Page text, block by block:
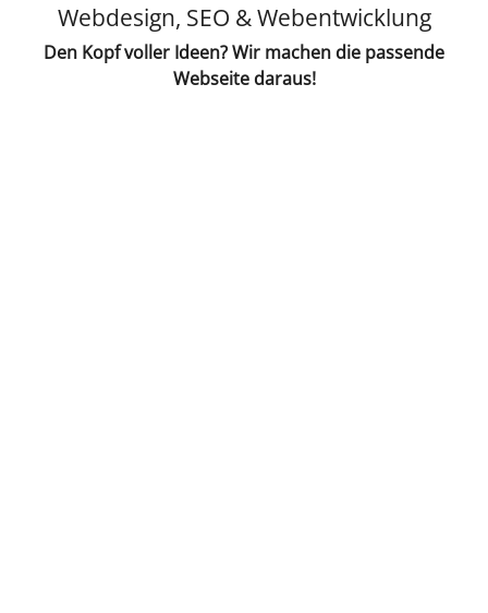
Webdesign, SEO & Webentwicklung
Den Kopf voller Ideen? Wir machen die passende
Webseite daraus!